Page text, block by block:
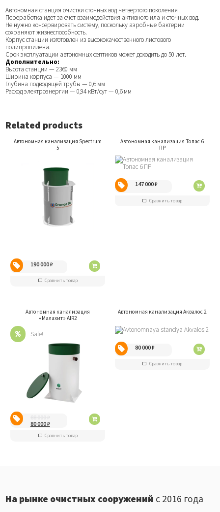
Автономная станция очистки сточных вод четвертого поколения .
Переработка идет за счет взаимодействия активного ила и сточных вод.
Не нужно консервировать систему, поскольку аэробные бактерии
сохраняют жизнеспособность.
Корпус станции изготовлен из высококачественного листового
полипропилена.
Срок эксплуатации автономных септиков может доходить до 50 лет.
Дополнительно:
Высота станции — 2360 мм
Ширина корпуса — 1000 мм
Глубина подводящей трубы — 0,6 мм
Расход электроэнергии — 0,94 кВт/сут — 0,6 мм
Related products
Автономная канализация Spectrum
5
190 000₽
Сравнить товар
Автономная канализация Топас 6
ПР
147 000₽
Сравнить товар
Автономная канализация
«Малахит» AIR2
Sale!
80 000₽
Сравнить товар
Автономная канализация Аквалос 2
80 000₽
Сравнить товар
На рынке очистных сооружений с 2016 года